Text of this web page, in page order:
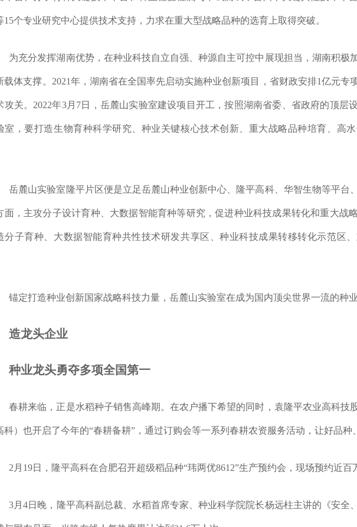
15个专业研究中心提供技术支持，力求在重大型战略品种的选育上取得突破。
为充分发挥湖南优势，在种业科技自立自强、种源自主可控中展现担当，湖南积极
载体支撑。2021年，湖南省在全国率先启动实施种业创新项目，省财政安排1亿元专
攻关。2022年3月7日，岳麓山实验室建设项目开工，按照湖南省委、省政府的顶层
室，要打造生物育种科学研究、种业关键核心技术创新、重大战略品种培育、高
岳麓山实验室隆平片区便是立足岳麓山种业创新中心、隆平高科、华智生物等平台
面，主攻分子设计育种、大数据智能育种等研究，促进种业科技成果转化和重大战
分子育种、大数据智能育种共性技术研发共享区、种业科技成果转移转化示范区
锚定打造种业创新国家战略科技力量，岳麓山实验室在成为国内顶尖世界一流的种
造龙头企业
种业龙头勇夺多项全国第一
春耕来临，正是水稻种子销售高峰期。在农户播下希望的同时，袁隆平农业高科技
科）也开启了今年的“春耕备耕”，通过订购会等一系列春耕农资服务活动，让好品种
2月19日，隆平高科在合肥召开超级稻品种“玮两优8612”生产预约会，现场预约近百
3月4日晚，隆平高科副总裁、水稻首席专家、种业科学院院长杨远柱主讲的《安全